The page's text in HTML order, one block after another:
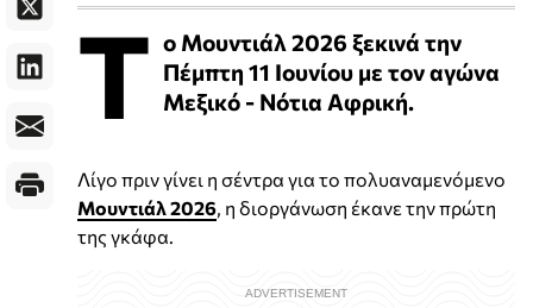
Τ ο Μουντιάλ 2026 ξεκινά την
Πέμπτη 11 Ιουνίου με τον αγώνα
Μεξικό - Νότια Αφρική.
Λίγο πριν γίνει η σέντρα για το πολυαναμενόμενο
Μουντιάλ 2026 , η διοργάνωση έκανε την πρώτη
της γκάφα.